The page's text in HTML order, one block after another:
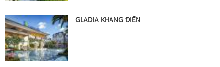
GLADIA KHANG ĐIỀN